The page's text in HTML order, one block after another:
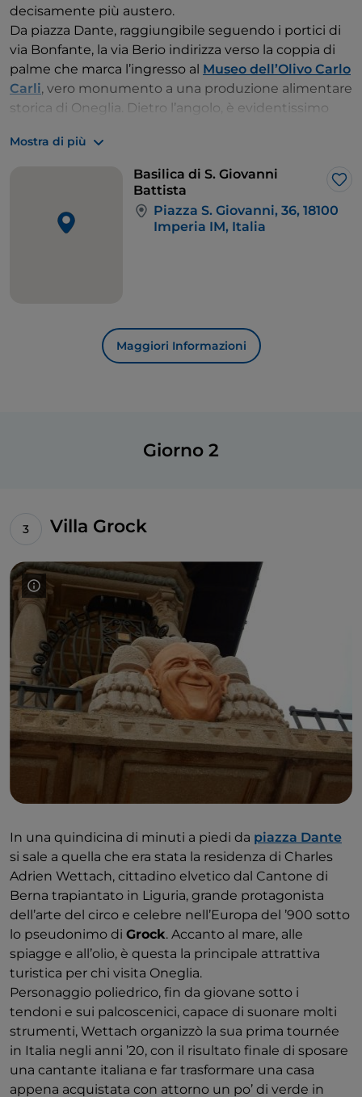
decisamente più austero.
Da piazza Dante, raggiungibile seguendo i portici di
via Bonfante, la via Berio indirizza verso la coppia di
palme che marca l’ingresso al Museo dell’Olivo Carlo
Carli, vero monumento a una produzione alimentare
storica di Oneglia. Dietro l’angolo, è evidentissimo
Mostra di più
Basilica di S. Giovanni
Battista
Piazza S. Giovanni, 36, 18100
Imperia IM, Italia
Maggiori Informazioni
Giorno 2
Villa Grock
In una quindicina di minuti a piedi da piazza Dante
si sale a quella che era stata la residenza di Charles
Adrien Wettach, cittadino elvetico dal Cantone di
Berna trapiantato in Liguria, grande protagonista
dell’arte del circo e celebre nell’Europa del ’900 sotto
lo pseudonimo di Grock. Accanto al mare, alle
spiagge e all’olio, è questa la principale attrattiva
turistica per chi visita Oneglia.
Personaggio poliedrico, fin da giovane sotto i
tendoni e sui palcoscenici, capace di suonare molti
strumenti, Wettach organizzò la sua prima tournée
in Italia negli anni ’20, con il risultato finale di sposare
una cantante italiana e far trasformare una casa
appena acquistata con attorno un po’ di verde in